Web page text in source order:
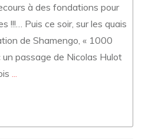
à des fondations pour
!!!… Puis ce soir, sur les quais
de Shamengo, « 1000
passage de Nicolas Hulot